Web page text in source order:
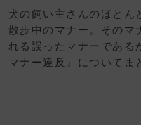
犬の飼い主さんのほとん
散歩中のマナー。そのマ
れる誤ったマナーである
マナー違反』についてま